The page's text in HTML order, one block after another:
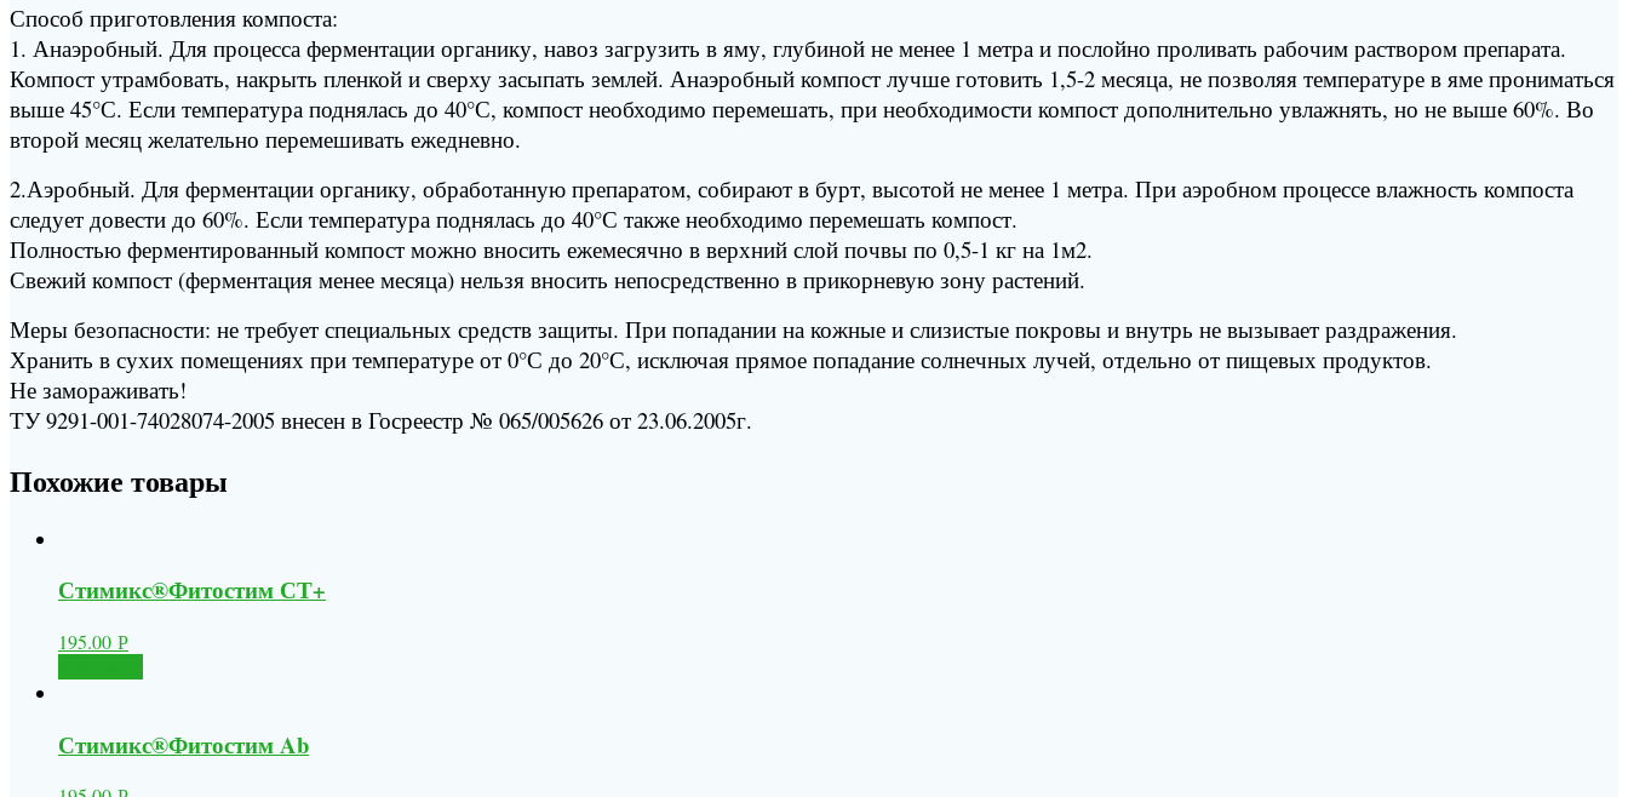
Способ приготовления компоста:
1. Анаэробный. Для процесса ферментации органику, навоз загрузить в яму, глубиной не менее 1 метра и послойно проливать рабочим раствором препарата.
Компост утрамбовать, накрыть пленкой и сверху засыпать землей. Анаэробный компост лучше готовить 1,5-2 месяца, не позволяя температуре в яме прониматься
выше 45°С. Если температура поднялась до 40°С, компост необходимо перемешать, при необходимости компост дополнительно увлажнять, но не выше 60%. Во
второй месяц желательно перемешивать ежедневно.
2.Аэробный. Для ферментации органику, обработанную препаратом, собирают в бурт, высотой не менее 1 метра. При аэробном процессе влажность компоста
следует довести до 60%. Если температура поднялась до 40°С также необходимо перемешать компост.
Полностью ферментированный компост можно вносить ежемесячно в верхний слой почвы по 0,5-1 кг на 1м2.
Свежий компост (ферментация менее месяца) нельзя вносить непосредственно в прикорневую зону растений.
Меры безопасности: не требует специальных средств защиты. При попадании на кожные и слизистые покровы и внутрь не вызывает раздражения.
Хранить в сухих помещениях при температуре от 0°С до 20°С, исключая прямое попадание солнечных лучей, отдельно от пищевых продуктов.
Не замораживать!
ТУ 9291-001-74028074-2005 внесен в Госреестр № 065/005626 от 23.06.2005г.
Похожие товары
Стимикс®Фитостим СТ+
195.00 Р
Стимикс®Фитостим Ab